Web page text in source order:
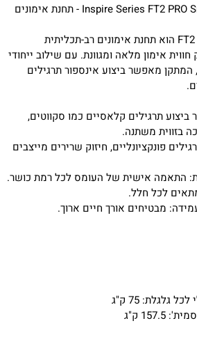
Inspire Series FT2 PRO Smith Functional Trainer - תחנת אימונים
FT2 PRO Functional Trainer הוא תחנת אימונים רב-תכליתית
אימון מלאה ומגוונת. עם שילוב ייחודי
ו-6 גלגלות, המתקן מאפשר ביצוע אינספור תרגילים
תרגילים קלאסיים כמו סקווטים,
בזווית משתנה.
פונקציונליים, חיזוק שרירים מייצבים
התאמה אישית של העומס לכל רמת כושר.
לכל חלל.
מבטיחים אורך חיים ארוך.
75 ק"ג
ק"ג